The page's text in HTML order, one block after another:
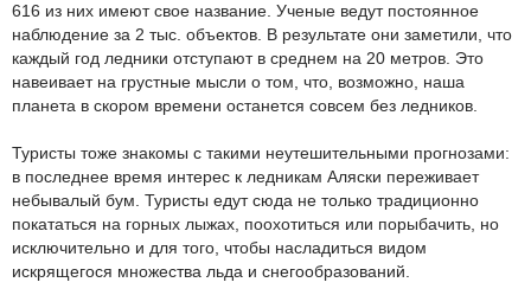
616 из них имеют свое название. Ученые ведут постоянное
наблюдение за 2 тыс. объектов. В результате они заметили, что
каждый год ледники отступают в среднем на 20 метров. Это
навеивает на грустные мысли о том, что, возможно, наша
планета в скором времени останется совсем без ледников.
Туристы тоже знакомы с такими неутешительными прогнозами:
в последнее время интерес к ледникам Аляски переживает
небывалый бум. Туристы едут сюда не только традиционно
покататься на горных лыжах, поохотиться или порыбачить, но
исключительно и для того, чтобы насладиться видом
искрящегося множества льда и снегообразований.